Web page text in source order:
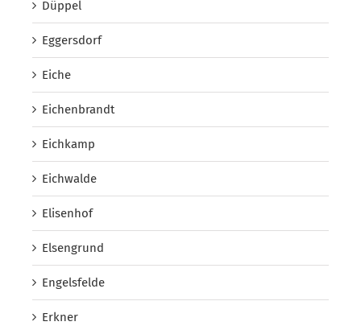
Düppel
Eggersdorf
Eiche
Eichenbrandt
Eichkamp
Eichwalde
Elisenhof
Elsengrund
Engelsfelde
Erkner